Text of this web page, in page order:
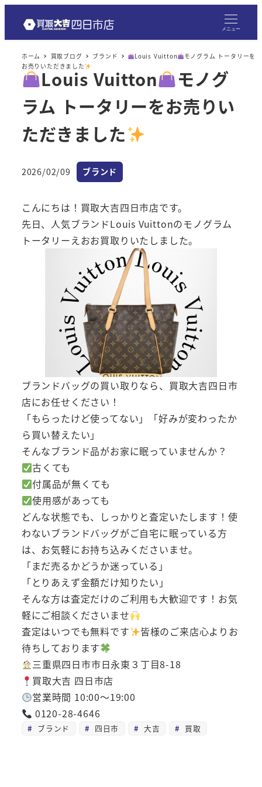
メニュー
ホーム 買取ブログ ブランド Louis Vuitton
モノグラム トータリーを
お売りいただきました
Louis Vuitton
モノグ
ラム トータリーをお売りい
ただきました
投稿日
2026/02/09 カテゴリー
ブランド
こんにちは！買取大吉四日市店です。
先日、人気ブランドLouis Vuittonのモノグラム
トータリーえおお買取りいたしました。
ブランドバッグの買い取りなら、買取大吉四日市
店にお任せください！
「もらったけど使ってない」「好みが変わったか
ら買い替えたい」
そんなブランド品がお家に眠っていませんか？
古くても
付属品が無くても
使用感があっても
どんな状態でも、しっかりと査定いたします！使
わないブランドバッグがご自宅に眠っている方
は、お気軽にお持ち込みくださいませ。
「まだ売るかどうか迷っている」
「とりあえず金額だけ知りたい」
そんな方は査定だけのご利用も大歓迎です！お気
軽にご相談くださいませ
査定はいつでも無料です
皆様のご来店心よりお
待ちしております
三重県四日市市日永東３丁目8-18
買取大吉 四日市店
営業時間 10:00～19:00
0120-28-4646
ブランド 四日市 大吉 買取